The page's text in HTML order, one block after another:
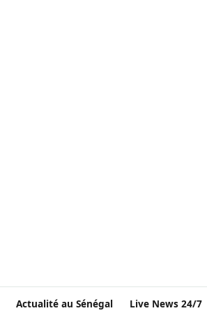
Actualité au Sénégal Live News 24/7